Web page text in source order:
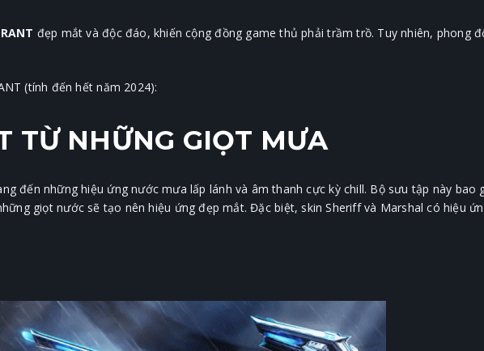
đẹp mắt và độc đáo, khiến cộng đồng game thủ phải trầm trồ. Tuy nhiên, phong
(tính đến hết năm 2024):
TỪ NHỮNG GIỌT MƯA
đến những hiệu ứng nước mưa lấp lánh và âm thanh cực kỳ chill. Bộ sưu tập này bao
giọt nước sẽ tạo nên hiệu ứng đẹp mắt. Đặc biệt, skin Sheriff và Marshal có hiệu